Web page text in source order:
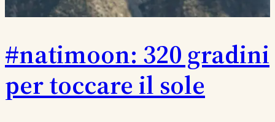
#natimoon: 320 gradini
per toccare il sole